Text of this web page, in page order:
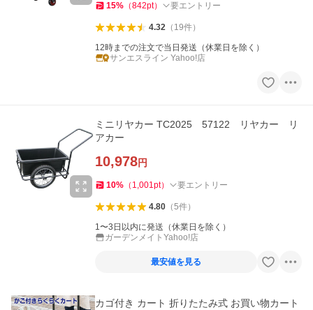
15% （842pt） 要エントリー
4.32（ 19件）
12時までの注文で当日発送（休業日を除く）
サンエスライン Yahoo!店
ミニリヤカー TC2025 57122 リヤカー リ
アカー
10,978円
10% （ 1,001pt） 要エントリー
4.80（5件）
1〜3日以内に発送（休業日を除く）
ガーデンメイトYahoo!店
最安値を見る
カゴ付き カート 折りたたみ式 お買い物カート